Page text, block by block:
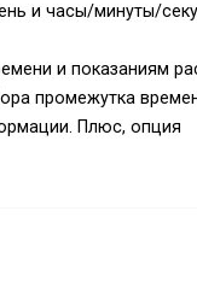
и часы/минуты/
и показаниям
промежутка
Плюс, опция
в реальном времени с